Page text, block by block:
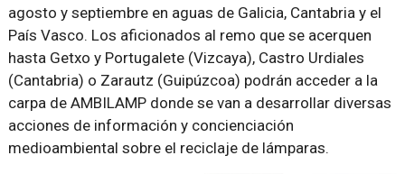
agosto y septiembre en aguas de Galicia, Cantabria y el
País Vasco. Los aficionados al remo que se acerquen
hasta Getxo y Portugalete (Vizcaya), Castro Urdiales
(Cantabria) o Zarautz (Guipúzcoa) podrán acceder a la
carpa de AMBILAMP donde se van a desarrollar diversas
acciones de información y concienciación
medioambiental sobre el reciclaje de lámparas.